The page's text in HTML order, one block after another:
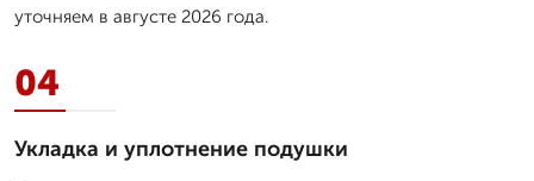
уточняем в августе 2026 года.
04
Укладка и уплотнение подушки